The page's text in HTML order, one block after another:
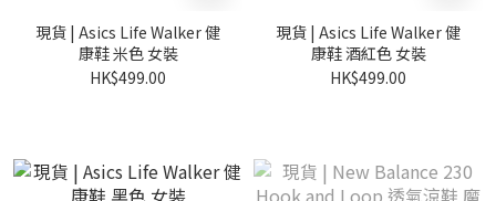
現貨 | Asics Life Walker 健
康鞋 米色 女裝
HK$499.00
現貨 | Asics Life Walker 健
康鞋 酒紅色 女裝
HK$499.00